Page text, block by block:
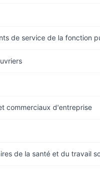
de service de la fonction
commerciaux d'entreprise
de la santé et du travail